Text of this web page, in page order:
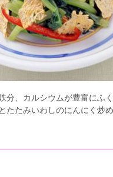
分、カルシウムが豊富にふ
たたみいわしのにんにく炒